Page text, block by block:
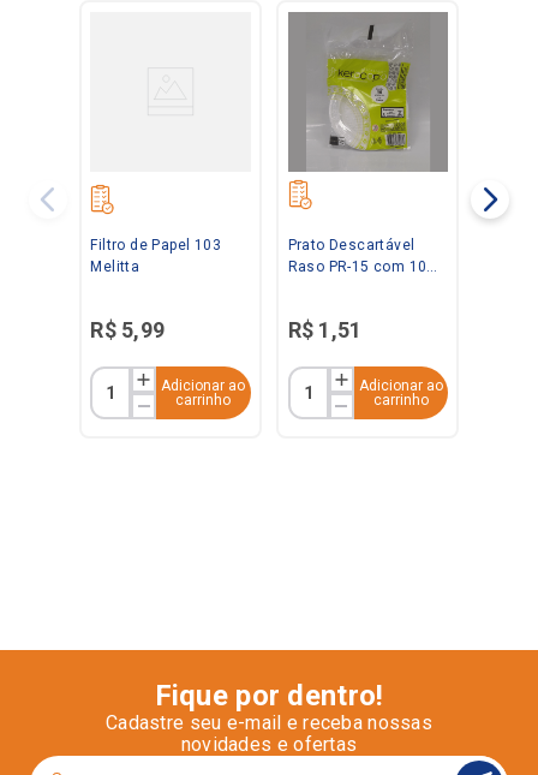
Filtro de Papel 103
Melitta
R$ 5,99
Adicionar ao
carrinho
Prato Descartável
Raso PR-15 com 10
R$ 1 ,51
Adicionar ao
carrinho
Fique por dentro!
Cadastre seu e-mail e receba nossas
novidades e ofertas